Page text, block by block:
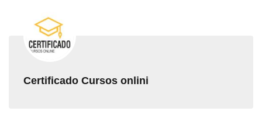
Certificado Cursos onlini